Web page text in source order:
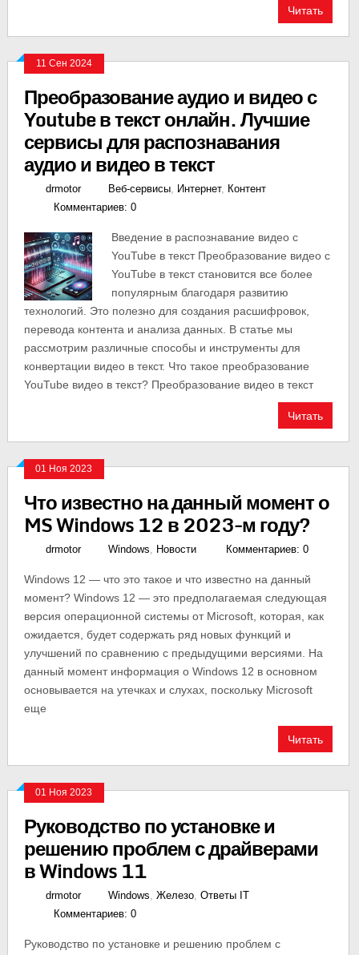
Читать
11 Сен 2024
Преобразование аудио и видео с
Youtube в текст онлайн. Лучшие
сервисы для распознавания
аудио и видео в текст
drmotor Веб-сервисы, Интернет, Контент
Комментариев: 0
Введение в распознавание видео с
YouTube в текст Преобразование видео с
YouTube в текст становится все более
популярным благодаря развитию
технологий. Это полезно для создания расшифровок,
перевода контента и анализа данных. В статье мы
рассмотрим различные способы и инструменты для
конвертации видео в текст. Что такое преобразование
YouTube видео в текст? Преобразование видео в текст
Читать
01 Ноя 2023
Что известно на данный момент о
MS Windows 12 в 2023-м году?
drmotor Windows, Новости Комментариев: 0
Windows 12 — что это такое и что известно на данный
момент? Windows 12 — это предполагаемая следующая
версия операционной системы от Microsoft, которая, как
ожидается, будет содержать ряд новых функций и
улучшений по сравнению с предыдущими версиями. На
данный момент информация о Windows 12 в основном
основывается на утечках и слухах, поскольку Microsoft
еще
Читать
01 Ноя 2023
Руководство по установке и
решению проблем с драйверами
в Windows 11
drmotor Windows, Железо, Ответы IT
Комментариев: 0
Руководство по установке и решению проблем с